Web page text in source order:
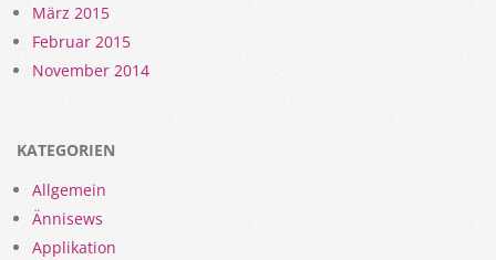
März 2015
Februar 2015
November 2014
KATEGORIEN
Allgemein
Ännisews
Applikation